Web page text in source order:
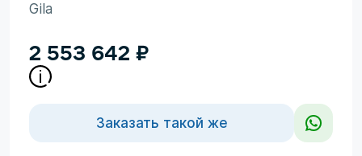
Gila
2 553 642 ₽
Заказать такой же